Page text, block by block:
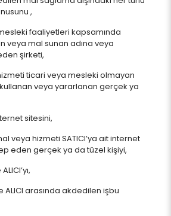
,
faaliyetleri kapsamında
veya mal sunan adına veya
şirketi,
ticari veya mesleki olmayan
veya yararlanan gerçek ya
sitesini,
veya hizmeti SATICI’ya ait internet
eden gerçek ya da tüzel kişiyi,
ALICI arasında akdedilen işbu